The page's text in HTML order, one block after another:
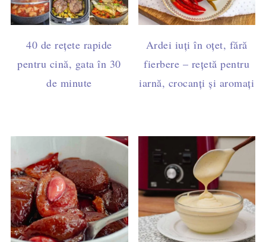
40 de rețete rapide
pentru cină, gata în 30
de minute
Ardei iuți în oțet, fără
fierbere – rețetă pentru
iarnă, crocanți și aromați